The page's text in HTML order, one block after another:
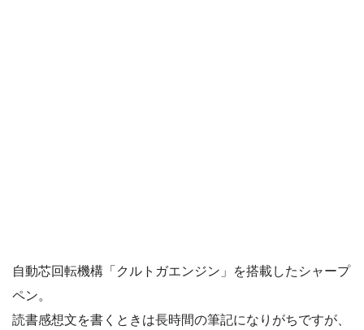
自動芯回転機構「クルトガエンジン」を搭載したシャープ
ペン。
読書感想文を書くときは長時間の筆記になりがちですが、